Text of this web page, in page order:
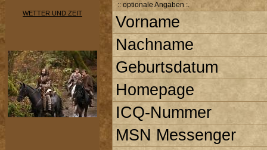
WETTER UND ZEIT
:: optionale Angaben :.
Vorname
Nachname
Geburtsdatum
Homepage
ICQ-Nummer
MSN Messenger